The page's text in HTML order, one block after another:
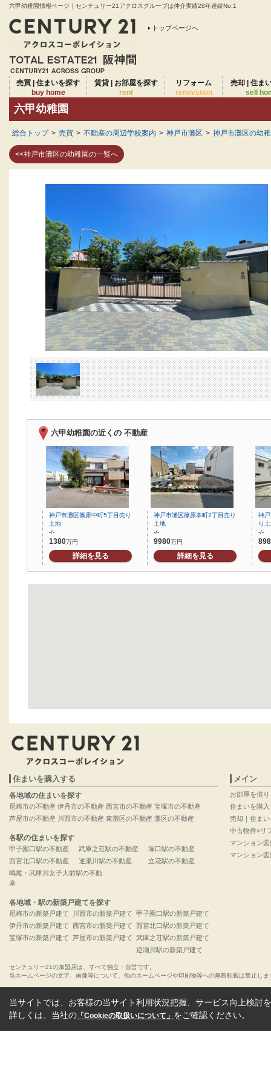
六甲幼稚園情報ページ｜センチュリー21アクロスグループは仲介実績28年連続No.1
トップページへ
売買 | 住まいを探す
buy home
賃貸 | お部屋を探す
rent
リフォーム
renovation
売却 | 住ま
sell
六甲幼稚園
総合トップ > 売買 > 不動産の周辺学校案内 > 神戸市灘区 > 神戸市灘区の幼
<<神戸市灘区の幼稚園の一覧へ
六甲幼稚園の近くの 不動産
神戸市灘区篠原中町5丁目売り
土地
-/-
1380万円
詳細を見る
神戸市灘区篠原本町2丁目売り
土地
-/-
9980万円
詳細を見る
神
り
-/-
住まいを購入する
各地域の住まいを探す
尼崎市の不動産
芦屋市の不動産
伊丹市の不動産
川西市の不動産
西宮市の不動産
東灘区の不動産
宝塚市の不動産
灘区の不動産
各駅の住まいを探す
甲子園口駅の不動産
西宮北口駅の不動産
武庫之荘駅の不動産
逆瀬川駅の不動産
塚口駅の不動産
立花駅の不動産
鳴尾・武庫川女子大前駅の不動
産
各地域・駅の新築戸建てを探す
尼崎市の新築戸建て
伊丹市の新築戸建て
宝塚市の新築戸建て
川西市の新築戸建て
西宮市の新築戸建て
芦屋市の新築戸建て
甲子園口駅の新築戸建て
西宮北口駅の新築戸建て
武庫之荘駅の新築戸建て
逆瀬川駅の新築戸建て
メイン
お部屋を借り
住まいを購入
売却｜住ま
中古物件×リ
マンション
マンション
センチュリー21の加盟店は、すべて独立・自営です。
当ホームページの文字、画像等について、他のホームページや印刷物等への無断転載は禁止しま
当サイトでは、お客様の当サイト利用状況把握、サービス向上検討
詳しくは、当社の 「Cookieの取扱いについて」 をご確認ください。